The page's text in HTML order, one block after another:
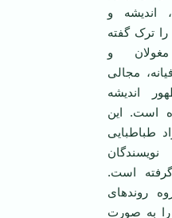
اندیشه و
ترک گفته
و
مجالی
اندیشه
است. این
طباطبایی
است.
روندهای
به صورت